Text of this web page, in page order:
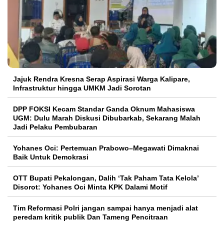
Jajuk Rendra Kresna Serap Aspirasi Warga Kalipare,
Infrastruktur hingga UMKM Jadi Sorotan
DPP FOKSI Kecam Standar Ganda Oknum Mahasiswa
UGM: Dulu Marah Diskusi Dibubarkab, Sekarang Malah
Jadi Pelaku Pembubaran
Yohanes Oci: Pertemuan Prabowo–Megawati Dimaknai
Baik Untuk Demokrasi
OTT Bupati Pekalongan, Dalih ‘Tak Paham Tata Kelola’
Disorot: Yohanes Oci Minta KPK Dalami Motif
Tim Reformasi Polri jangan sampai hanya menjadi alat
peredam kritik publik Dan Tameng Pencitraan